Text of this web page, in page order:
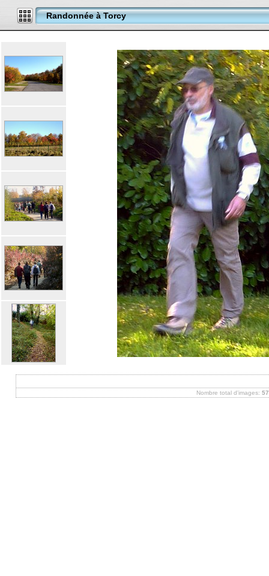
Randonnée à Torcy
Nombre total d'images: 57